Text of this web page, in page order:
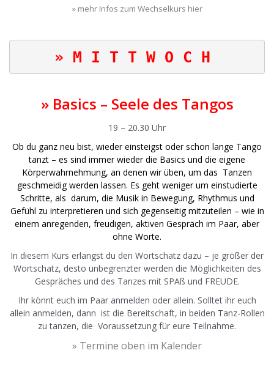
» mehr Infos zum Wechselkurs hier
» Basics – Seele des Tangos
19 – 20.30 Uhr
Ob du ganz neu bist, wieder einsteigst oder schon lange Tango
tanzt – es sind immer wieder die Basics und die eigene
Körperwahrnehmung, an denen wir üben, um das Tanzen
geschmeidig werden lassen. Es geht weniger um einstudierte
Schritte, als darum, die Musik in Bewegung, Rhythmus und
Gefühl zu interpretieren und sich gegenseitig mitzuteilen – wie in
einem anregenden, freudigen, aktiven Gespräch im Paar, aber
ohne Worte.
In diesem Kurs erlangst du den Wortschatz dazu – je größer der
Wortschatz, desto unbegrenzter werden die Möglichkeiten des
Gespräches und des Tanzes mit SPAß und FREUDE.
Ihr könnt euch im Paar anmelden oder allein. Solltet ihr euch
allein anmelden, dann ist die Bereitschaft, in beiden Tanz-Rollen
zu tanzen, die Voraussetzung für eure Teilnahme.
» Termine oben im Kalender